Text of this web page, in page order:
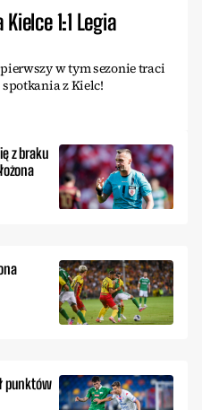
Kielce 1:1 Legia
w tym sezonie traci
z Kielc!
z braku
punktów